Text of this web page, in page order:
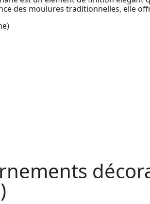
des moulures traditionnelles, elle